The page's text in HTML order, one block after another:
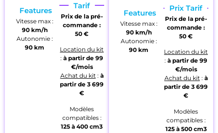
Features
Vitesse max :
90 km/h
Autonomie :
90 km
Tarif
Prix de la pré-
commande :
50 €
Location du kit
:à partir de 99
€/mois
Achat du kit: à
partir de 3 699
€
Modèles
compatibles :
125 à 400 cm3
Features
Vitesse max :
90 km/h
Autonomie :
90 km
Prix Tarif
Prix de la pré-
commande :
50 €
Location du kit
:à partir de 99
€/mois
Achat du kit: à
partir de 3 699
€
Modèles
compatibles :
125 à 500 cm3